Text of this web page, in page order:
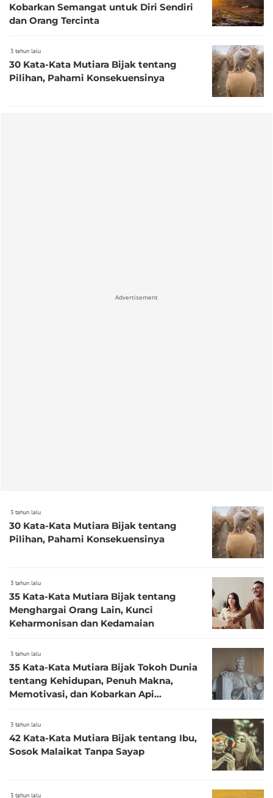
Kobarkan Semangat untuk Diri Sendiri
dan Orang Tercinta
3 tahun lalu
30 Kata-Kata Mutiara Bijak tentang
Pilihan, Pahami Konsekuensinya
Advertisement
3 tahun lalu
30 Kata-Kata Mutiara Bijak tentang
Pilihan, Pahami Konsekuensinya
3 tahun lalu
35 Kata-Kata Mutiara Bijak tentang
Menghargai Orang Lain, Kunci
Keharmonisan dan Kedamaian
3 tahun lalu
35 Kata-Kata Mutiara Bijak Tokoh Dunia
tentang Kehidupan, Penuh Makna,
Memotivasi, dan Kobarkan Api
3 tahun lalu
42 Kata-Kata Mutiara Bijak tentang Ibu,
Sosok Malaikat Tanpa Sayap
3 tahun lalu